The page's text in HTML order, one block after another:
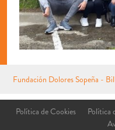
Fundación Dolores Sopeña -
reservados Aviso Legal
Política de Cookies
Política